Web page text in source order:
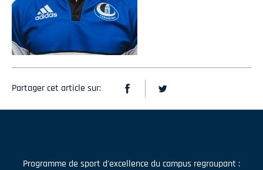
Partager cet article sur:
Programme de sport d'excellence du campus regroupant :